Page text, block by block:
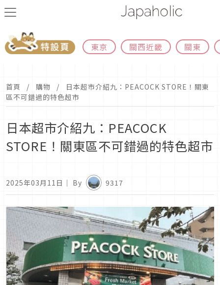
東京 關西近畿 關東
首頁 購物
日本超市介紹九：PEACOCK STORE！關東
區不可錯過的特色超市
日本超市介紹九：PEACOCK
STORE！關東區不可錯過的特色超市
2025年03月11日 ｜ By 9317